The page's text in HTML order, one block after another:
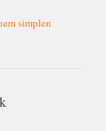
simplen